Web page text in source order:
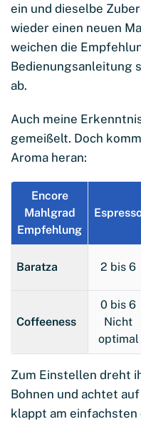
ein und dieselbe
wieder einen neuen
weichen die
Bedienungsanleitung
ab.
Auch meine
gemeißelt. Doch
Aroma heran:
Encore
Mahlgrad
Empfehlung
Baratza 2 bis 6
Coffeeness
0 bis 6
Nicht
optimal
Zum Einstellen dreht
Bohnen und achtet
klappt am einfachsten